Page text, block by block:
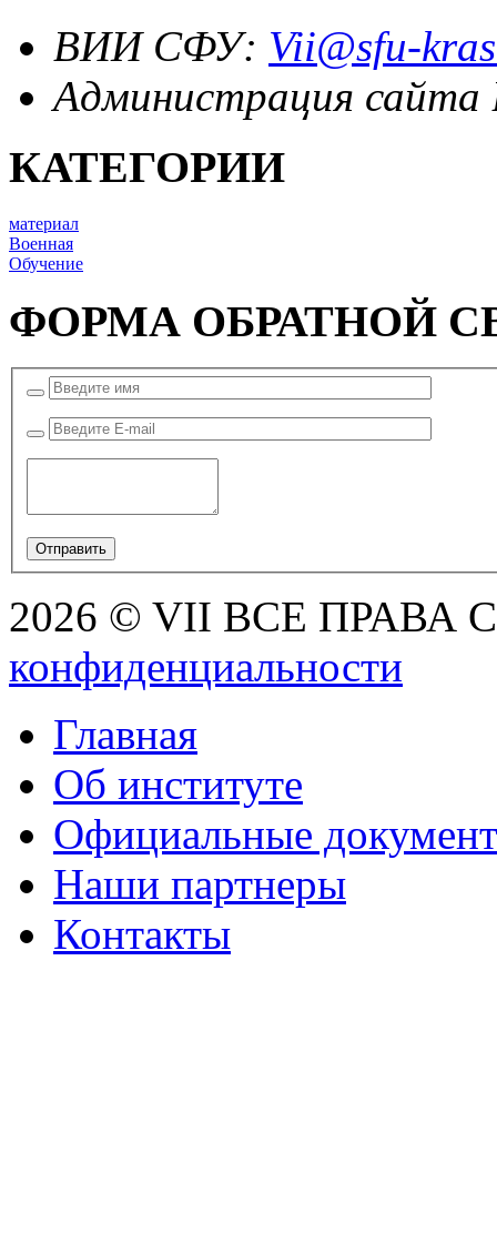
ВИИ СФУ: Vii@sfu-
Администрация
КАТЕГОРИИ
материал
Военная
Обучение
ФОРМА ОБРАТНОЙ
2026 © VII ВСЕ ПРАВА
конфиденциальности
Главная
Об институте
Официальные
Наши партнеры
Контакты